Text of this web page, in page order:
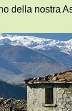
della nostra